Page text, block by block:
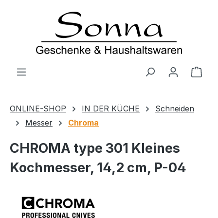
Zum Hauptinhalt springen
ONLINE-SHOP IN DER KÜCHE
Schneiden
Messer
Chroma
CHROMA type 301 Kleines
Kochmesser, 14,2 cm, P-04